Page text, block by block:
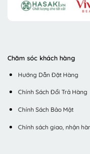
Chăm sóc khách hàng
Hướng Dẫn Đặt Hàng
Chính Sách Đổi Trả Hàng
Chính Sách Bảo Mật
Chính sách giao, nhận